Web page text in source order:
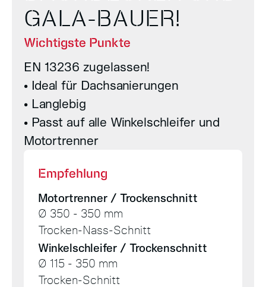
GALA-BAUER!
Wichtigste Punkte
EN 13236 zugelassen!
• Ideal für Dachsanierungen
• Langlebig
• Passt auf alle Winkelschleifer und
Motortrenner
Empfehlung
Motortrenner / Trockenschnitt
Ø 350 - 350 mm
Trocken-Nass-Schnitt
Winkelschleifer / Trockenschnitt
Ø 115 - 350 mm
Trocken-Schnitt